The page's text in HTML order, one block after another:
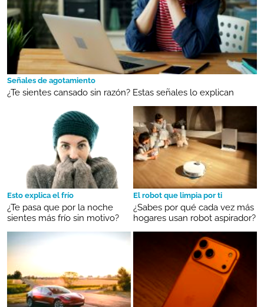
Señales de agotamiento
¿Te sientes cansado sin razón? Estas señales lo explican
Esto explica el frío
¿Te pasa que por la noche
sientes más frío sin motivo?
El robot que limpia por ti
¿Sabes por qué cada vez más
hogares usan robot aspirador?